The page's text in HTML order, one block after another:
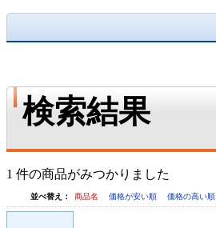
検索結果
1 件の商品がみつかりました
並べ替え： 商品名 価格が安い順 価格の高い順